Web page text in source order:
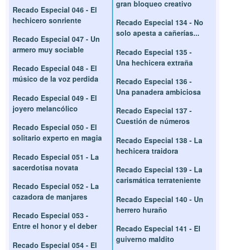
Recado Especial 046 - El
hechicero sonriente
Recado Especial 047 - Un
armero muy sociable
Recado Especial 048 - El
músico de la voz perdida
Recado Especial 049 - El
joyero melancólico
Recado Especial 050 - El
solitario experto en magia
Recado Especial 051 - La
sacerdotisa novata
Recado Especial 052 - La
cazadora de manjares
Recado Especial 053 -
Entre el honor y el deber
Recado Especial 054 - El
gran bloqueo creativo
Recado Especial 134 - No
solo apesta a cañerías...
Recado Especial 135 -
Una hechicera extraña
Recado Especial 136 -
Una panadera ambiciosa
Recado Especial 137 -
Cuestión de números
Recado Especial 138 - La
hechicera traidora
Recado Especial 139 - La
carismática terrateniente
Recado Especial 140 - Un
herrero huraño
Recado Especial 141 - El
guiverno maldito